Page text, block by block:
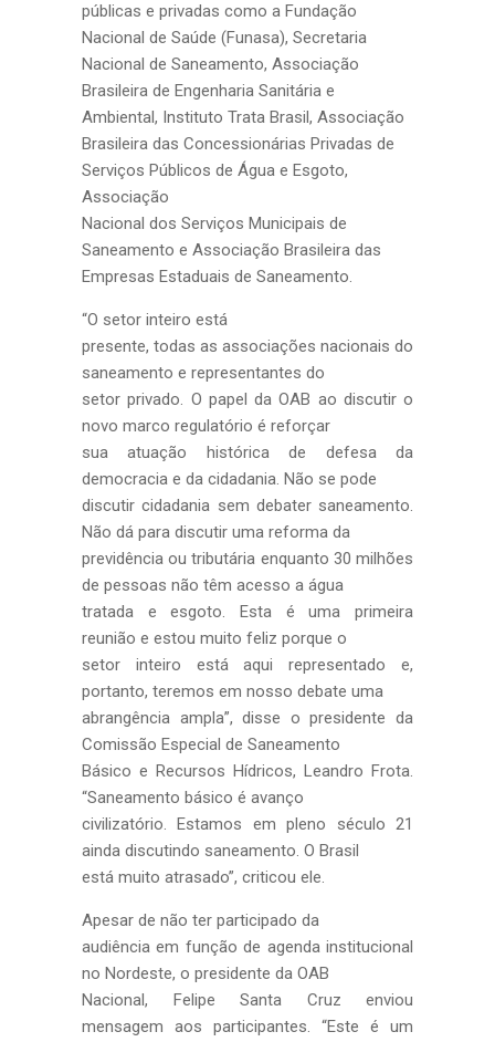
públicas e privadas como a Fundação
Nacional de Saúde (Funasa), Secretaria
Nacional de Saneamento, Associação
Brasileira de Engenharia Sanitária e
Ambiental, Instituto Trata Brasil, Associação
Brasileira das Concessionárias Privadas de
Serviços Públicos de Água e Esgoto,
Associação
Nacional dos Serviços Municipais de
Saneamento e Associação Brasileira das
Empresas Estaduais de Saneamento.
“O setor inteiro está
presente, todas as associações nacionais do
saneamento e representantes do
setor privado. O papel da OAB ao discutir o
novo marco regulatório é reforçar
sua atuação histórica de defesa da
democracia e da cidadania. Não se pode
discutir cidadania sem debater saneamento.
Não dá para discutir uma reforma da
previdência ou tributária enquanto 30 milhões
de pessoas não têm acesso a água
tratada e esgoto. Esta é uma primeira
reunião e estou muito feliz porque o
setor inteiro está aqui representado e,
portanto, teremos em nosso debate uma
abrangência ampla”, disse o presidente da
Comissão Especial de Saneamento
Básico e Recursos Hídricos, Leandro Frota.
“Saneamento básico é avanço
civilizatório. Estamos em pleno século 21
ainda discutindo saneamento. O Brasil
está muito atrasado”, criticou ele.
Apesar de não ter participado da
audiência em função de agenda institucional
no Nordeste, o presidente da OAB
Nacional, Felipe Santa Cruz enviou
mensagem aos participantes. “Este é um